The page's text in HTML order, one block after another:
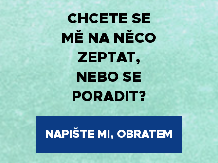
CHCETE SE
MĚ NA NĚCO
ZEPTAT,
NEBO SE
PORADIT?
NAPIŠTE MI, OBRATEM